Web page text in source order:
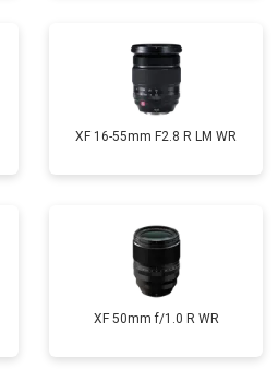
XF 16-55mm F2.8 R LM WR
XF 50mm f/1.0 R WR